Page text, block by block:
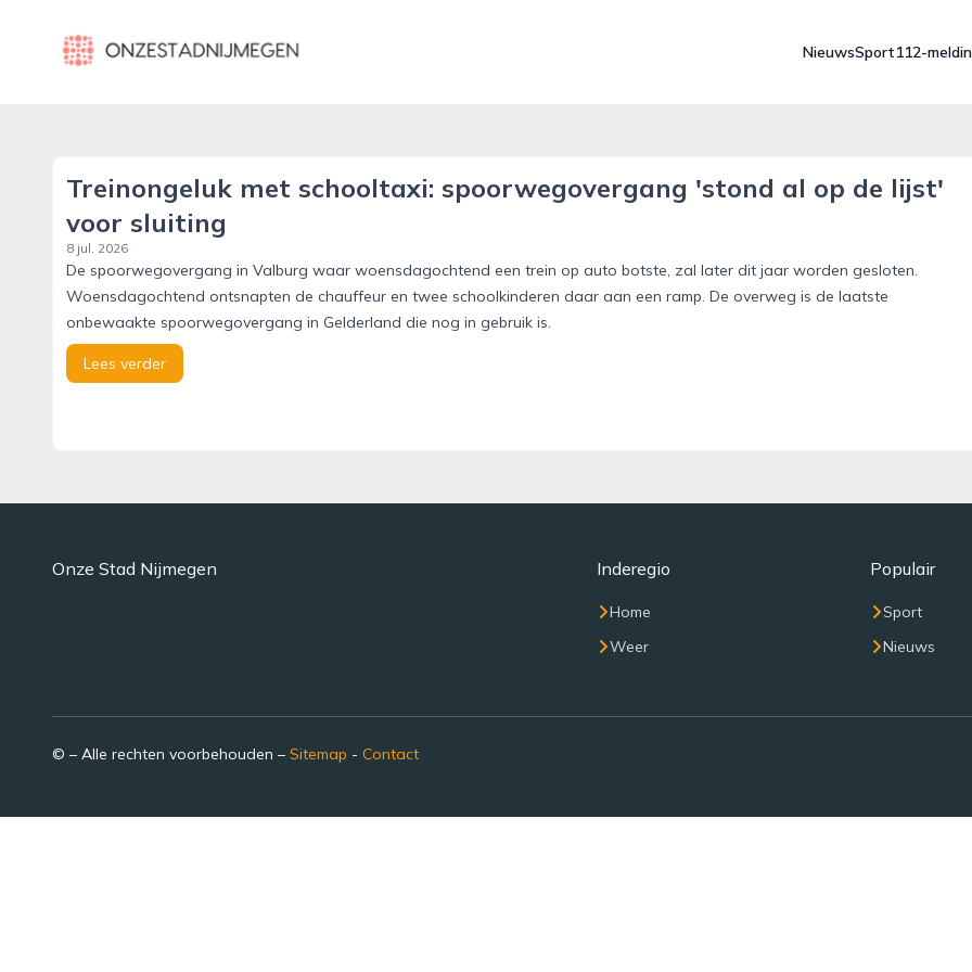
onzestadnijmegen.nl
NieuwsSport112-
Treinongeluk met schooltaxi: spoorwegovergang 'stond al op de lijst'
voor sluiting
8 jul. 2026
De spoorwegovergang in Valburg waar woensdagochtend een trein op auto botste, zal later dit jaar worden gesloten.
Woensdagochtend ontsnapten de chauffeur en twee schoolkinderen daar aan een ramp. De overweg is de laatste
onbewaakte spoorwegovergang in Gelderland die nog in gebruik is.
Lees verder
Onze Stad Nijmegen Inderegio
Home
Weer
Populair
Sport
Nieuws
© – Alle rechten voorbehouden – Sitemap - Contact